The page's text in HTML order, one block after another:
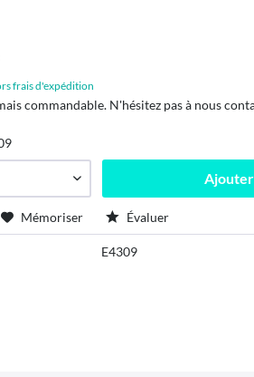
frais d'expédition
commandable. N'hésitez pas à nous
Mémoriser Évaluer
E4309